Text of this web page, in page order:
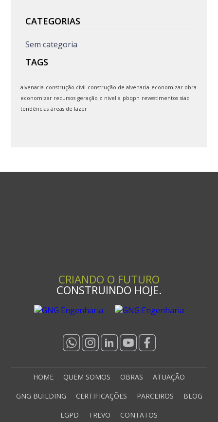
CATEGORIAS
Sem categoria
TAGS
alvenaria construção civil construção de alvenaria economizar obra
economizar recursos geração z nivel a pbqph revestimentos siac
tendências áreas de lazer
CRIANDO O FUTURO
CONSTRUINDO HOJE.
HOME QUEM SOMOS OBRAS ATUAÇÃO
GNG BUILDING CERTIFICAÇÕES PARCEIROS BLOG
LGPD TREVO CONTATOS